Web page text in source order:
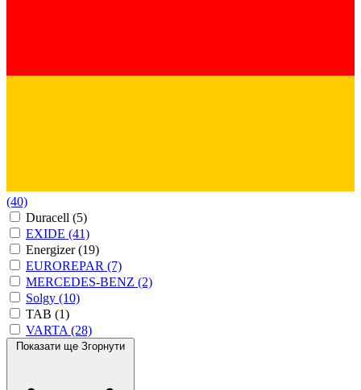
(40)
Duracell (5)
EXIDE (41)
Energizer(19)
EUROREPAR (7)
MERCEDES-BENZ (2)
Solgy (10)
TAB (1)
VARTA(28)
Показати ще Згорнути